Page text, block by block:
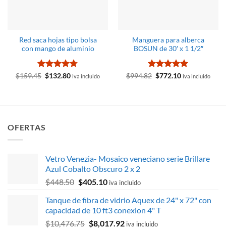
Red saca hojas tipo bolsa
con mango de aluminio
Valorado
$159.45 El
$132.80Eliva incluido
Manguera para alberca
BOSUN de 30′ x 1 1/2″
Valorado
$994.82 El
$772.10Eliva incluido
OFERTAS
Vetro Venezia- Mosaico veneciano serie Brillare
Azul Cobalto Obscuro 2 x 2
$448.50 El
original
era:
$448.50.
$405.10El
actual
es:
$405.10.
iva incluido
Tanque de fibra de vidrio Aquex de 24" x 72" con
capacidad de 10 ft3 conexion 4" T
$10,476.75 El
$8,017.92Eliva incluido